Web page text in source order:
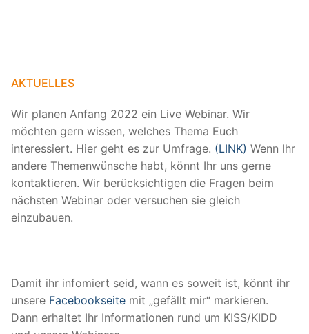
AKTUELLES
Wir planen Anfang 2022 ein Live Webinar. Wir
möchten gern wissen, welches Thema Euch
interessiert. Hier geht es zur Umfrage. (LINK) Wenn Ihr
andere Themenwünsche habt, könnt Ihr uns gerne
kontaktieren. Wir berücksichtigen die Fragen beim
nächsten Webinar oder versuchen sie gleich
einzubauen.
Damit ihr infomiert seid, wann es soweit ist, könnt ihr
unsere Facebookseite mit „gefällt mir“ markieren.
Dann erhaltet Ihr Informationen rund um KISS/KIDD